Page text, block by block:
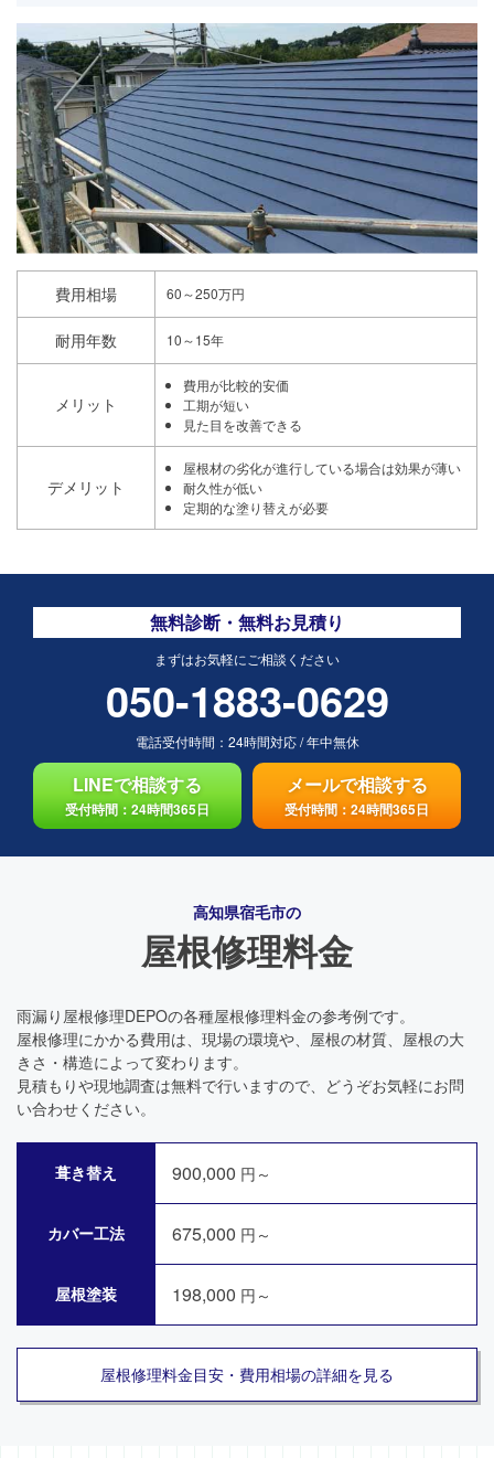
費用相場 60～250万円
耐用年数 10～15年
メリット
費用が比較的安価
工期が短い
見た目を改善できる
デメリット
屋根材の劣化が進行している場合は効果が薄い
耐久性が低い
定期的な塗り替えが必要
無料診断・無料お見積り
まずはお気軽にご相談ください
050-1883-0629
電話受付時間： 24時間対応/年中無休
LINEで相談する
受付時間：24時間365日
メールで相談する
受付時間：24時間365日
高知県宿毛市の
屋根修理料金
雨漏り屋根修理DEPOの各種屋根修理料金の参考例です。
屋根修理にかかる費用は、現場の環境や、屋根の材質、屋根の大
きさ・構造によって変わります。
見積もりや現地調査は無料で行いますので、どうぞお気軽にお問
い合わせください。
葺き替え 900,000 円～
カバー工法 675,000 円～
屋根塗装 198,000 円～
屋根修理料金目安・費用相場の詳細を見る